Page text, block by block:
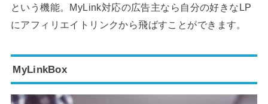
という機能。MyLink対応の広告主なら自分の好きなLP
にアフィリエイトリンクから飛ばすことができます。
MyLinkBox